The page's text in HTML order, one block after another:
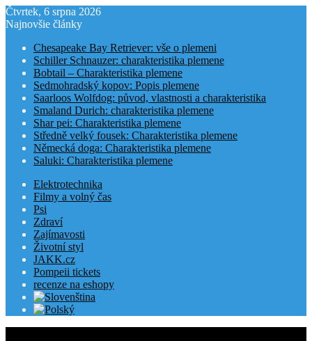
Čtvrtek, 6 srpna 2026
Najnovšie články
Chesapeake Bay Retriever: vše o plemeni
Schiller Schnauzer: charakteristika plemene
Bobtail – Charakteristika plemene
Sedmohradský kopov: Popis plemene
Saarloos Wolfdog: původ, vlastnosti a charakteristika
Smaland Durich: charakteristika plemene
Shar pei: Charakteristika plemene
Středně velký fousek: Charakteristika plemene
Německá doga: Charakteristika plemene
Saluki: Charakteristika plemene
Elektrotechnika
Filmy a volný čas
Psi
Zdraví
Zajímavosti
Životní styl
JAKK.cz
Pompeii tickets
recenze na eshopy